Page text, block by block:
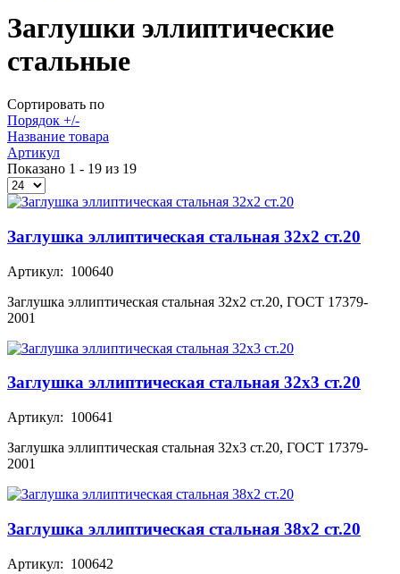
Заглушки эллиптические
стальные
Сортировать по
Порядок +/-
Название товара
Артикул
Показано 1 - 19 из 19
Заглушка эллиптическая стальная 32х2 ст.20
Артикул: 100640
Заглушка эллиптическая стальная 32х2 ст.20, ГОСТ 17379-
2001
Заглушка эллиптическая стальная 32х3 ст.20
Артикул: 100641
Заглушка эллиптическая стальная 32х3 ст.20, ГОСТ 17379-
2001
Заглушка эллиптическая стальная 38х2 ст.20
Артикул: 100642